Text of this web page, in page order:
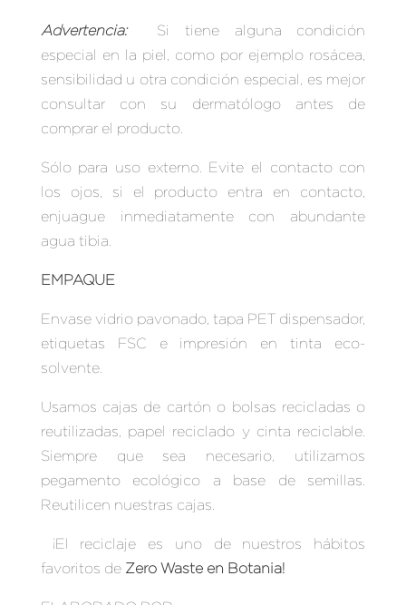
Advertencia:
Si tiene alguna condición
especial en la piel, como por ejemplo rosácea,
sensibilidad u otra condición especial, es mejor
consultar con su dermatólogo antes de
comprar el producto.
Sólo para uso externo. Evite el contacto con
los ojos, si el producto entra en contacto,
enjuague inmediatamente con abundante
agua tibia.
EMPAQUE
Envase vidrio pavonado, tapa PET dispensador,
etiquetas FSC e impresión en tinta eco-
solvente.
Usamos cajas de cartón o bolsas recicladas o
reutilizadas, papel reciclado y cinta reciclable.
Siempre que sea necesario, utilizamos
pegamento ecológico a base de semillas.
Reutilicen nuestras cajas.
¡El reciclaje es uno de nuestros hábitos
favoritos deZero Waste en Botania!